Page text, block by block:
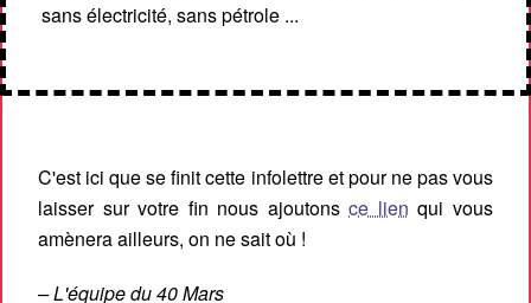
sans électricité, sans pétrole ...
C'est ici que se finit cette infolettre et pour ne pas vous
laisser sur votre fin nous ajoutonsce lien qui vous
amènera ailleurs, on ne sait où !
– L'équipe du 40 Mars